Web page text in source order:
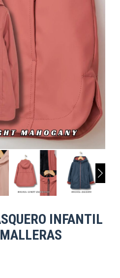
INFANTIL